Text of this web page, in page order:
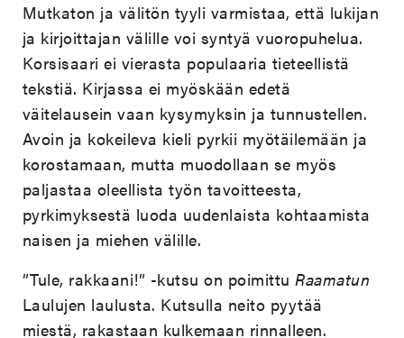
Mutkaton ja välitön tyyli varmistaa, että lukijan
ja kirjoittajan välille voi syntyä vuoropuhelua.
Korsisaari ei vierasta populaaria tieteellistä
tekstiä. Kirjassa ei myöskään edetä
väitelausein vaan kysymyksin ja tunnustellen.
Avoin ja kokeileva kieli pyrkii myötäilemään ja
korostamaan, mutta muodollaan se myös
paljastaa oleellista työn tavoitteesta,
pyrkimyksestä luoda uudenlaista kohtaamista
naisen ja miehen välille.
”Tule, rakkaani!” -kutsu on poimittuRaamatun
Laulujen laulusta. Kutsulla neito pyytää
miestä, rakastaan kulkemaan rinnalleen.